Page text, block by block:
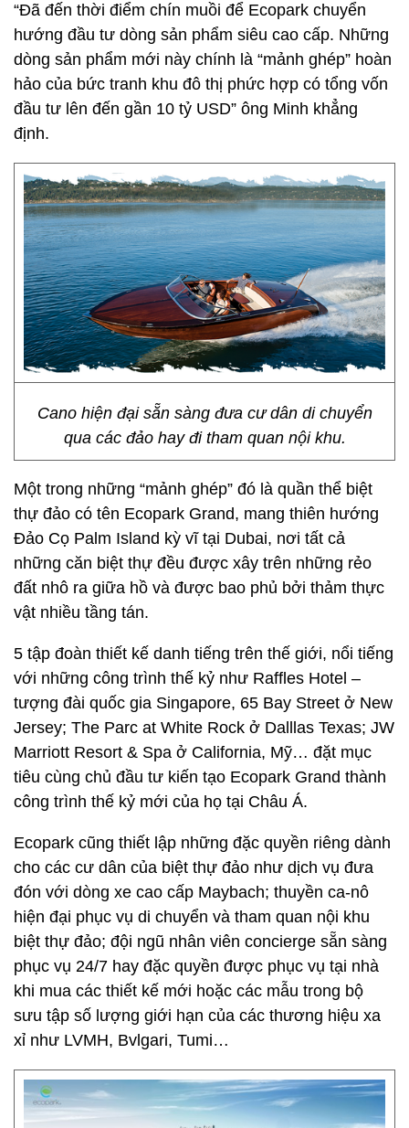
“Đã đến thời điểm chín muồi để Ecopark chuyển
hướng đầu tư dòng sản phẩm siêu cao cấp. Những
dòng sản phẩm mới này chính là “mảnh ghép” hoàn
hảo của bức tranh khu đô thị phức hợp có tổng vốn
đầu tư lên đến gần 10 tỷ USD” ông Minh khẳng
định.
Cano hiện đại sẵn sàng đưa cư dân di chuyển
qua các đảo hay đi tham quan nội khu.
Một trong những “mảnh ghép” đó là quần thể biệt
thự đảo có tên Ecopark Grand, mang thiên hướng
Đảo Cọ Palm Island kỳ vĩ tại Dubai, nơi tất cả
những căn biệt thự đều được xây trên những rẻo
đất nhô ra giữa hồ và được bao phủ bởi thảm thực
vật nhiều tầng tán.
5 tập đoàn thiết kế danh tiếng trên thế giới, nổi tiếng
với những công trình thế kỷ như Raffles Hotel –
tượng đài quốc gia Singapore, 65 Bay Street ở New
Jersey; The Parc at White Rock ở Dalllas Texas; JW
Marriott Resort & Spa ở California, Mỹ… đặt mục
tiêu cùng chủ đầu tư kiến tạo Ecopark Grand thành
công trình thế kỷ mới của họ tại Châu Á.
Ecopark cũng thiết lập những đặc quyền riêng dành
cho các cư dân của biệt thự đảo như dịch vụ đưa
đón với dòng xe cao cấp Maybach; thuyền ca-nô
hiện đại phục vụ di chuyển và tham quan nội khu
biệt thự đảo; đội ngũ nhân viên concierge sẵn sàng
phục vụ 24/7 hay đặc quyền được phục vụ tại nhà
khi mua các thiết kế mới hoặc các mẫu trong bộ
sưu tập số lượng giới hạn của các thương hiệu xa
xỉ như LVMH, Bvlgari, Tumi…